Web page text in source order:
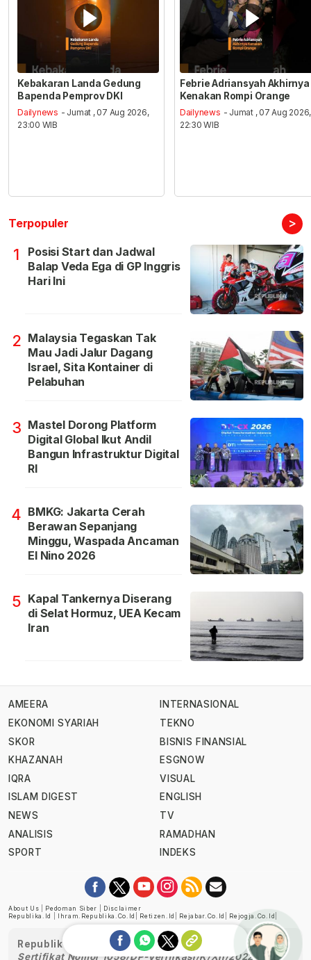
Kebakaran Landa Gedung
Bapenda Pemprov DKI
Dailynews - Jumat , 07 Aug 2026,
23:00 WIB
Febrie Adriansyah Akhirnya
Kenakan Rompi Orange
Dailynews - Jumat , 07 Aug 2026,
22:30 WIB
Terpopuler >
1
Posisi Start dan Jadwal
Balap Veda Ega di GP Inggris
Hari Ini
2 Malaysia Tegaskan Tak
Mau Jadi Jalur Dagang
Israel, Sita Kontainer di
Pelabuhan
3 Mastel Dorong Platform
Digital Global Ikut Andil
Bangun Infrastruktur Digital
RI
4 BMKG: Jakarta Cerah
Berawan Sepanjang
Minggu, Waspada Ancaman
El Nino 2026
5 Kapal Tankernya Diserang
di Selat Hormuz, UEA Kecam
Iran
AMEERA
EKONOMI SYARIAH
SKOR
KHAZANAH
IQRA
ISLAM DIGEST
NEWS
ANALISIS
SPORT
INTERNASIONAL
TEKNO
BISNIS FINANSIAL
ESGNOW
VISUAL
ENGLISH
TV
RAMADHAN
INDEKS
About Us Pedoman Siber
Disclaimer
Republika.id
Ihram.republika.co.id Retizen.id Rejabar.co.id Rejogja.co.id
Republika telah diverifikasi oleh Dewan Pers
Sertifikat Nomor 1058/DP-Verifikasi/K/XII/2022